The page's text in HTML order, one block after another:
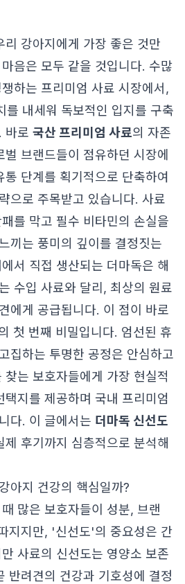
리 강아지에게 가장 좋은 것만
음은 모두 같을 것입니다. 수많
하는 프리미엄 사료 시장에서,
를 내세워 독보적인 입지를 구축
바로 국산 프리미엄 사료의 자존
브랜드들이 점유하던 시장에
단계를 획기적으로 단축하여
으로 주목받고 있습니다. 사료
를 막고 필수 비타민의 손실을
끼는 풍미의 깊이를 결정짓는
서 직접 생산되는 더마독은 해
수입 사료와 달리, 최상의 원료
에게 공급됩니다. 이 점이 바로
첫 번째 비밀입니다. 엄선된 휴
집하는 투명한 공정은 안심하고
는 보호자들에게 가장 현실적
지를 제공하며 국내 프리미엄
다. 이 글에서는 더마독 신선도
후기까지 심층적으로 분석해
아지 건강의 핵심일까?
많은 보호자들이 성분, 브랜
지지만, '신선도'의 중요성은 간
사료의 신선도는 영양소 보존
반려견의 건강과 기호성에 결정